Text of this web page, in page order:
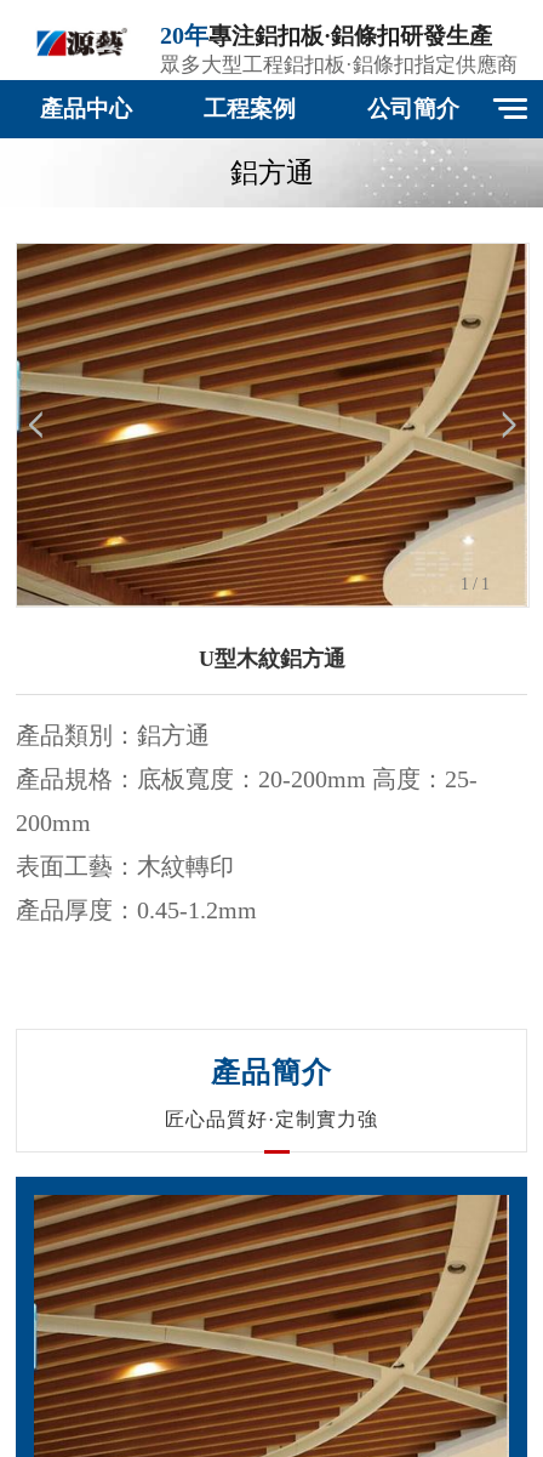
20年專注鋁扣板·鋁條扣研發生產
眾多大型工程鋁扣板·鋁條扣指定供應商
產品中心 工程案例 公司簡介
鋁方通
1 /1
U型木紋鋁方通
產品類別：鋁方通
產品規格：底板寬度：20-200mm 高度：25-
200mm
表面工藝：木紋轉印
產品厚度：0.45-1.2mm
產品簡介
匠心品質好·定制實力強